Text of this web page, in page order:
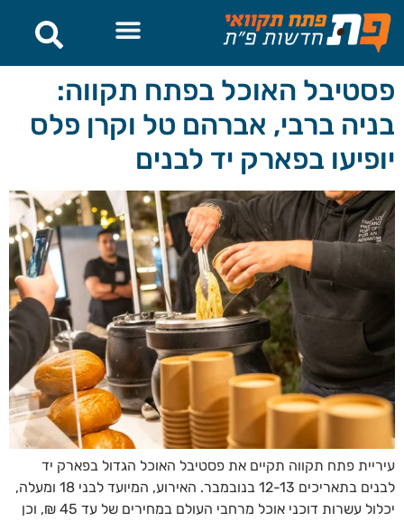
לתוכן
פסטיבל האוכל בפתח תקווה:
בניה ברבי, אברהם טל וקרן פלס
יופיעו בפארק יד לבנים
עיריית פתח תקווה תקיים את פסטיבל האוכל הגדול בפארק יד
לבנים בתאריכים 12-13 בנובמבר. האירוע, המיועד לבני 18 ומעלה,
יכלול עשרות דוכני אוכל מרחבי העולם במחירים של עד 45 ₪, וכן